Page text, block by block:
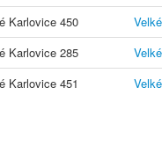
Karlovice 450
Karlovice 285
Karlovice 451